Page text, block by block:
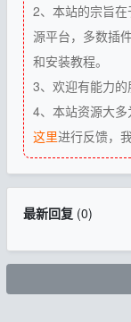
2、本站的宗旨
源平台，多数插
和安装教程。
3、欢迎有能力的
4、本站资源大多
这里进行反馈，
最新回复(0)